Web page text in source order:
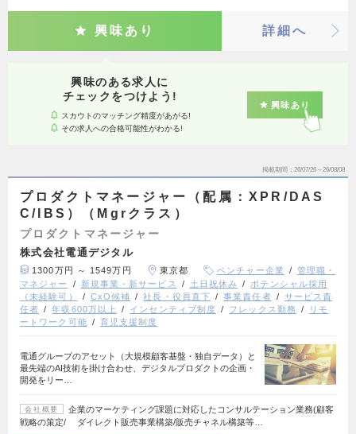
興味あり 詳細へ
興味のある求人に
チェックをつけよう!
スカウトのマッチング精度があがる!
その求人への合格可能性がわかる!
興味あり
掲載期間 26/07/26～26/08/08
プロダクトマネージャー（配属：XPR/DAS
C/IBS）（Mgrクラス）
プロダクトマネージャー
株式会社電通デジタル
1300万円 ～ 1549万円 東京都 ベンチャー企業
管理職・
マネジャー
新規事業・新サービス 土日祝休み
ポテンシャル採用
（未経験可）
CxO候補 社長・役員直下 事業責任者
サービス責
任者
年収600万以上 インセンティブ制度 フレックス勤務
リモ
ートワーク可能
育児支援制度
電通グループのアセット（大規模顧客基盤・独自データ）と
最先端のAI技術を掛け合わせ、デジタルプロダクトの企画・
開発をリー…
会社概要
企業のマーケティング課題に対応したコンサルテーション業務(顧客
戦略の策定/ ダイレクト販売事業構築/販売チャネル構築等…